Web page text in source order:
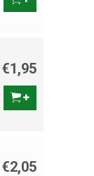
€1,95
€2,05